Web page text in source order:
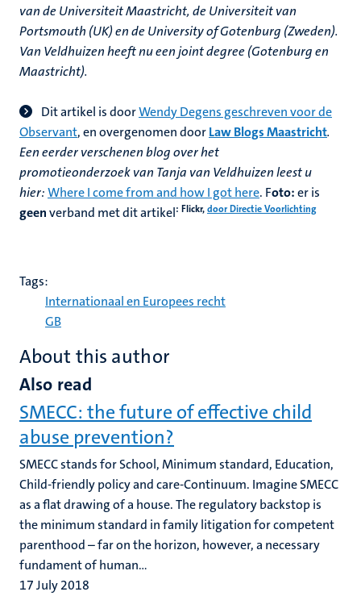
van de Universiteit Maastricht, de Universiteit van
Portsmouth (UK) en de University of Gotenburg (Zweden).
Van Veldhuizen heeft nu een joint degree (Gotenburg en
Maastricht).
Dit artikel is doorWendy Degens geschreven voor de
Observant, en overgenomen doorLaw Blogs Maastricht.
Een eerder verschenen blog over het
promotieonderzoek van Tanja van Veldhuizen leest u
hier:Where I come from and how I got here. Foto:er is
geenverband met dit artikel: Flickr,door Directie Voorlichting
Tags:
Internationaal en Europees recht
GB
About this author
Also read
SMECC: the future of effective child
abuse prevention?
SMECC stands for School, Minimum standard, Education,
Child-friendly policy and care-Continuum. Imagine SMECC
as a flat drawing of a house. The regulatory backstop is
the minimum standard in family litigation for competent
parenthood – far on the horizon, however, a necessary
fundament of human...
17 July 2018